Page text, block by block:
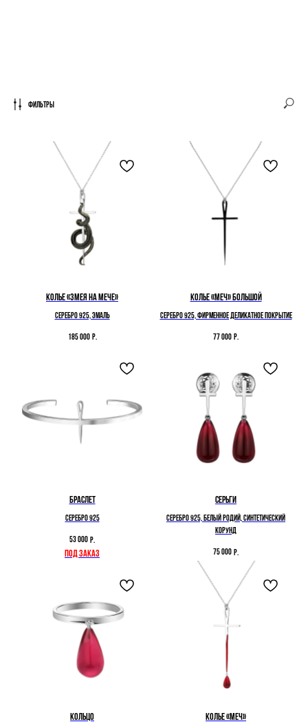
Фильтры
Колье «Змея на Мече»
серебро 925, эмаль
185 000 р.
Колье «Меч» большой
Серебро 925, фирменное деликатное покрытие
77 000 р.
Браслет
серебро 925
53 000 р.
Серьги
серебро 925, белый родий, синтетический
корунд
75 000 р.
Кольцо Колье «Меч»